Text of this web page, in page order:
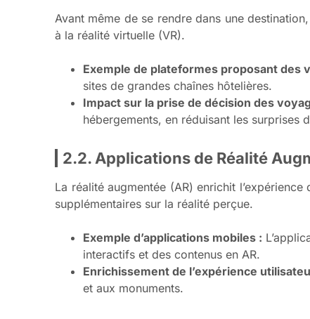
Avant même de se rendre dans une
à la réalité virtuelle (VR).
Exemple de plateformes proposant des
sites de grandes chaînes hôtelières.
Impact sur la prise de décision des
hébergements, en réduisant les surprises
2.2. Applications de Réalité
La réalité augmentée (AR) enrichit
supplémentaires sur la réalité perçue.
Exemple d’applications mobiles :
interactifs et des contenus en AR.
Enrichissement de l’expérience
et aux monuments.